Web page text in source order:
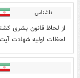
ناشناس
از لحاظ قانون بشری
لحظات اولیه شهادت